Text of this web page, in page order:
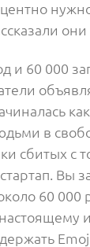
и 60 000
в
сбитых с
Вы
60 000